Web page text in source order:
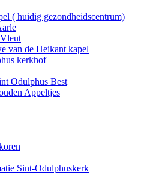
( huidig gezondheidscentrum)
van de Heikant kapel
kerkhof
Odulphus Best
Appeltjes
Sint-Odulphuskerk